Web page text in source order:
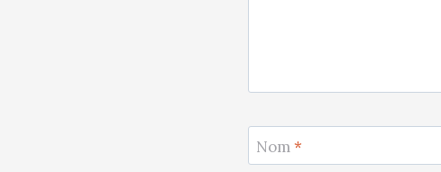
Nom*